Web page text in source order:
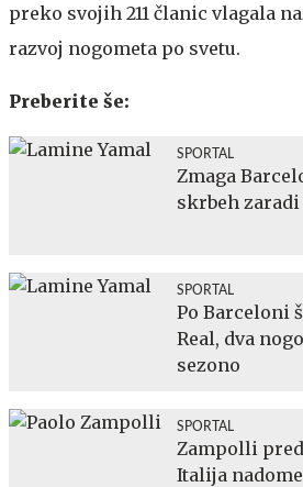
preko svojih 211 članic vlagala
razvoj nogometa po svetu.
Preberite še:
SPORTAL
Zmaga
skrbeh zaradi
SPORTAL
Po Barceloni
Real, dva
sezono
SPORTAL
Zampolli
Italija